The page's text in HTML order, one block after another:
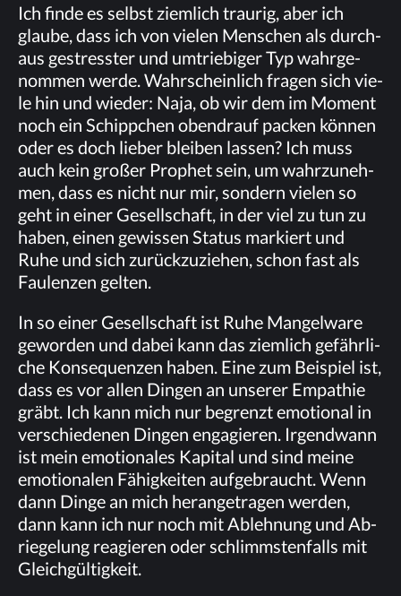
Ich fin­de es selbst ziem­lich trau­rig, aber ich
glau­be, dass ich von vie­len Men­schen als durch­
aus ge­stress­ter und um­trie­bi­ger Typ wahr­ge­
nom­men wer­de. Wahr­schein­lich fra­gen sich vie­
le hin und wie­der: Naja, ob wir dem im Mo­ment
noch ein Schipp­chen oben­drauf pa­cken kön­nen
oder es doch lie­ber blei­ben las­sen? Ich muss
auch kein gro­ßer Pro­phet sein, um wahr­zu­neh­
men, dass es nicht nur mir, son­dern vie­len so
geht in ei­ner Ge­sell­schaft, in der viel zu tun zu
ha­ben, ei­nen ge­wis­sen Sta­tus mar­kiert und
Ruhe und sich zu­rück­zu­zie­hen, schon fast als
Fau­len­zen gelten.
In so ei­ner Ge­sell­schaft ist Ruhe Man­gel­wa­re
ge­wor­den und da­bei kann das ziem­lich ge­fähr­li­
che Kon­se­quen­zen ha­ben. Eine zum Bei­spiel ist,
dass es vor al­len Din­gen an un­se­rer Em­pa­thie
gräbt. Ich kann mich nur be­grenzt emo­tio­nal in
ver­schie­de­nen Din­gen en­ga­gie­ren. Ir­gend­wann
ist mein emo­tio­na­les Ka­pi­tal und sind mei­ne
emo­tio­na­len Fä­hig­kei­ten auf­ge­braucht. Wenn
dann Din­ge an mich her­an­ge­tra­gen wer­den,
dann kann ich nur noch mit Ab­leh­nung und Ab­
rie­ge­lung re­agie­ren oder schlimms­ten­falls mit
Gleichgültigkeit.